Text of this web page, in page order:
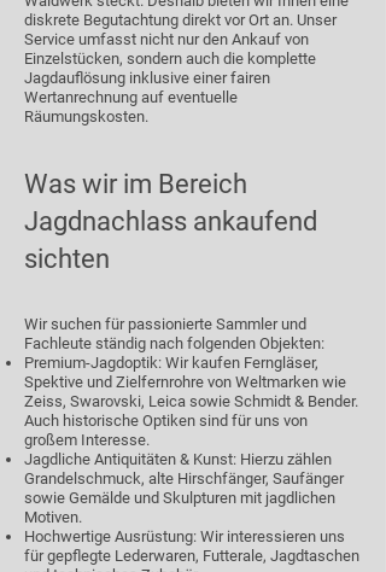
diskrete Begutachtung direkt vor Ort an. Unser
Service umfasst nicht nur den Ankauf von
Einzelstücken, sondern auch die komplette
Jagdauflösung inklusive einer fairen
Wertanrechnung auf eventuelle
Räumungskosten.
Was wir im Bereich
Jagdnachlass ankaufend
sichten
Wir suchen für passionierte Sammler und
Fachleute ständig nach folgenden Objekten:
Premium-Jagdoptik: Wir kaufen Ferngläser,
Spektive und Zielfernrohre von Weltmarken wie
Zeiss, Swarovski, Leica sowie Schmidt & Bender.
Auch historische Optiken sind für uns von
großem Interesse.
Jagdliche Antiquitäten & Kunst: Hierzu zählen
Grandelschmuck, alte Hirschfänger, Saufänger
sowie Gemälde und Skulpturen mit jagdlichen
Motiven.
Hochwertige Ausrüstung: Wir interessieren uns
für gepflegte Lederwaren, Futterale, Jagdtaschen